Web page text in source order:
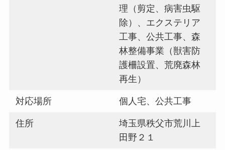
理（剪定、病害虫駆
除）、エクステリア
工事、公共工事、森
林整備事業（獣害防
護柵設置、荒廃森林
再生）
対応場所 個人宅、公共工事
住所
埼玉県秩父市荒川上
田野２１